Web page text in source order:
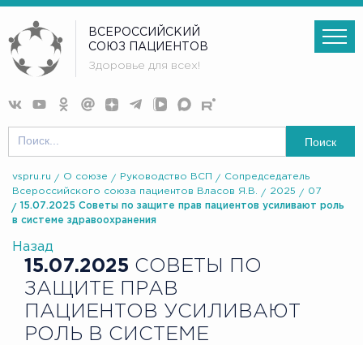
ВСЕРОССИЙСКИЙ
СОЮЗ ПАЦИЕНТОВ
Здоровье для всех!
Поиск
vspru.ru О союзе Руководство ВСП
Сопредседатель
Всероссийского союза пациентов Власов Я.В.
2025
07
15.07.2025 Советы по защите прав пациентов усиливают роль
в системе здравоохранения
Назад
15.07.2025 СОВЕТЫ ПО
ЗАЩИТЕ ПРАВ
ПАЦИЕНТОВ УСИЛИВАЮТ
РОЛЬ В СИСТЕМЕ